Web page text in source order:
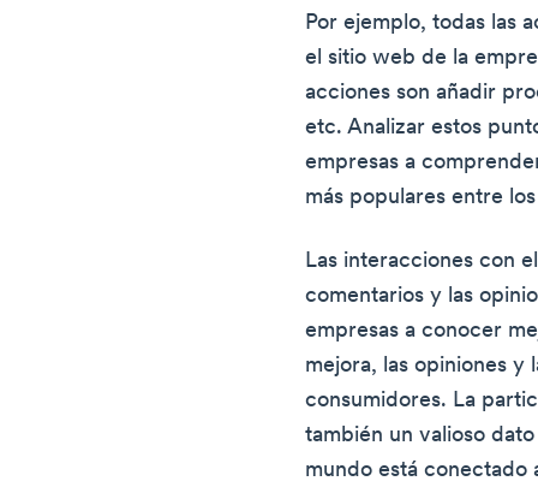
Por ejemplo, todas las
el sitio web de la
acciones son añadir
etc. Analizar estos
empresas a
más populares entre
Las interacciones con
comentarios y las
empresas a conocer
mejora, las opiniones y
consumidores. La
también un valioso
mundo está conectado